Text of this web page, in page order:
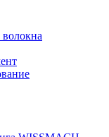
волокна